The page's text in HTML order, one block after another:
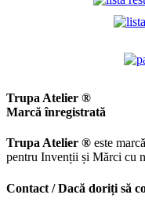
Trupa Atelier ®
Marcă înregistrată
Trupa Atelier ® este
pentru Invenții și Mărci cu
Contact / Dacă doriți să